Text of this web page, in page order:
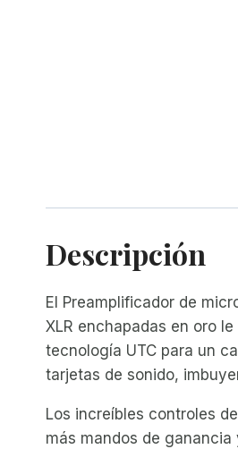
Descripción
El Preamplificador de
XLR enchapadas en oro
tecnología UTC para un
tarjetas de sonido,
Los increíbles controles
más mandos de